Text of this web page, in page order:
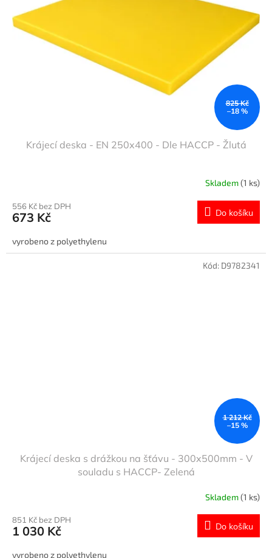
825 Kč
–18 %
Krájecí deska - EN 250x400 - Dle HACCP - Žlutá
Skladem(1 ks)
556 Kč bez DPH
673 Kč Do košíku
vyrobeno z polyethylenu
1 212 Kč
–15 %
Krájecí deska s drážkou na šťávu - 300x500mm - V
souladu s HACCP- Zelená
Skladem(1 ks)
851 Kč bez DPH
1 030 Kč Do košíku
vyrobeno z polyethylenu
Kód: D9782341